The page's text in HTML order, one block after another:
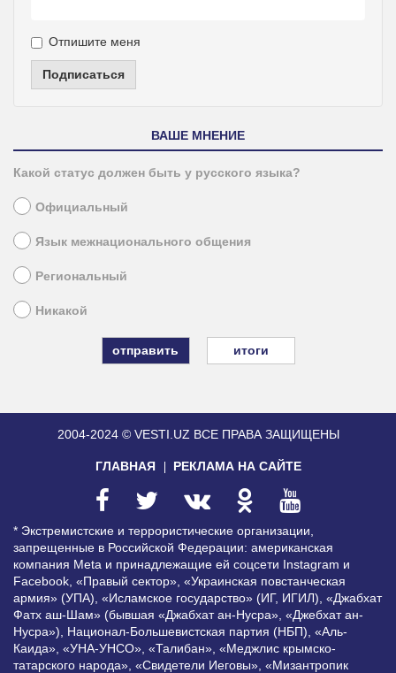
Отпишите меня
Подписаться
ВАШЕ МНЕНИЕ
Какой статус должен быть у русского языка?
Официальный
Язык межнационального общения
Региональный
Никакой
итоги
2004-2024 © VESTI.UZ ВСЕ ПРАВА ЗАЩИЩЕНЫ
ГЛАВНАЯ РЕКЛАМА НА САЙТЕ
* Экстремистские и террористические организации,
запрещенные в Российской Федерации: американская
компания Meta и принадлежащие ей соцсети Instagram и
Facebook, «Правый сектор», «Украинская повстанческая
армия» (УПА), «Исламское государство» (ИГ, ИГИЛ), «Джабхат
Фатх аш-Шам» (бывшая «Джабхат ан-Нусра», «Джебхат ан-
Нусра»), Национал-Большевистская партия (НБП), «Аль-
Каида», «УНА-УНСО», «Талибан», «Меджлис крымско-
татарского народа», «Свидетели Иеговы», «Мизантропик